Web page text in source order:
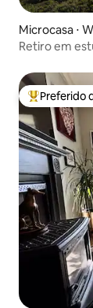
Microcasa ⋅
Retiro em
Entre os
Preferido